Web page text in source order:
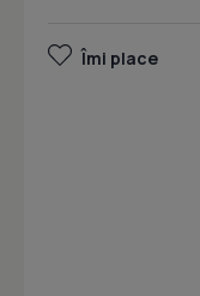
Îmi place